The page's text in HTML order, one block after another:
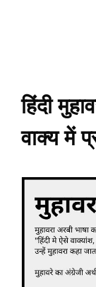
हिंदी
वाक्य में